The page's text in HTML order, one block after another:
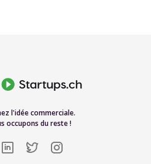
l'idée commerciale.
occupons du reste !